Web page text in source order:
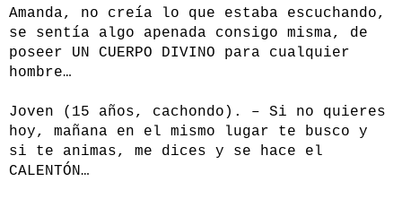
Amanda, no creía lo que estaba escuchando,
se sentía algo apenada consigo misma, de
poseer UN CUERPO DIVINO para cualquier
hombre…
Joven (15 años, cachondo). – Si no quieres
hoy, mañana en el mismo lugar te busco y
si te animas, me dices y se hace el
CALENTÓN…